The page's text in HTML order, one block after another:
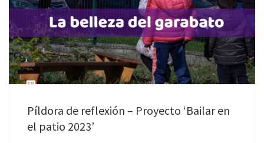
Píldora de reflexión – Proyecto ‘Bailar en
el patio 2023’